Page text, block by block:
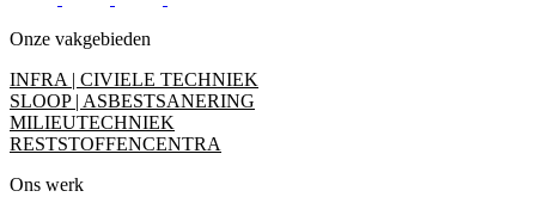
Onze vakgebieden
INFRA | CIVIELE TECHNIEK
SLOOP | ASBESTSANERING
MILIEUTECHNIEK
RESTSTOFFENCENTRA
Ons werk